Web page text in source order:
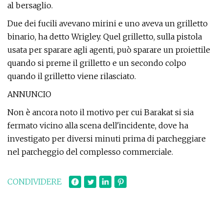
al bersaglio.
Due dei fucili avevano mirini e uno aveva un grilletto
binario, ha detto Wrigley. Quel grilletto, sulla pistola
usata per sparare agli agenti, può sparare un proiettile
quando si preme il grilletto e un secondo colpo
quando il grilletto viene rilasciato.
ANNUNCIO
Non è ancora noto il motivo per cui Barakat si sia
fermato vicino alla scena dell'incidente, dove ha
investigato per diversi minuti prima di parcheggiare
nel parcheggio del complesso commerciale.
CONDIVIDERE